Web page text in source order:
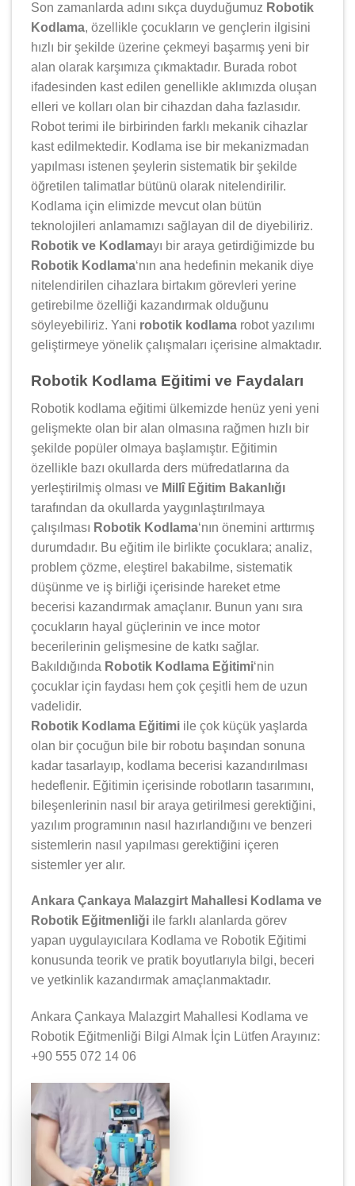
Son zamanlarda adını sıkça duyduğumuz Robotik
Kodlama, özellikle çocukların ve gençlerin ilgisini
hızlı bir şekilde üzerine çekmeyi başarmış yeni bir
alan olarak karşımıza çıkmaktadır. Burada robot
ifadesinden kast edilen genellikle aklımızda oluşan
elleri ve kolları olan bir cihazdan daha fazlasıdır.
Robot terimi ile birbirinden farklı mekanik cihazlar
kast edilmektedir. Kodlama ise bir mekanizmadan
yapılması istenen şeylerin sistematik bir şekilde
öğretilen talimatlar bütünü olarak nitelendirilir.
Kodlama için elimizde mevcut olan bütün
teknolojileri anlamamızı sağlayan dil de diyebiliriz.
Robotik ve Kodlamayı bir araya getirdiğimizde bu
Robotik Kodlama‘nın ana hedefinin mekanik diye
nitelendirilen cihazlara birtakım görevleri yerine
getirebilme özelliği kazandırmak olduğunu
söyleyebiliriz. Yani robotik kodlama robot yazılımı
geliştirmeye yönelik çalışmaları içerisine almaktadır.
Robotik Kodlama Eğitimi ve Faydaları
Robotik kodlama eğitimi ülkemizde henüz yeni yeni
gelişmekte olan bir alan olmasına rağmen hızlı bir
şekilde popüler olmaya başlamıştır. Eğitimin
özellikle bazı okullarda ders müfredatlarına da
yerleştirilmiş olması ve Millî Eğitim Bakanlığı
tarafından da okullarda yaygınlaştırılmaya
çalışılması Robotik Kodlama‘nın önemini arttırmış
durumdadır. Bu eğitim ile birlikte çocuklara; analiz,
problem çözme, eleştirel bakabilme, sistematik
düşünme ve iş birliği içerisinde hareket etme
becerisi kazandırmak amaçlanır. Bunun yanı sıra
çocukların hayal güçlerinin ve ince motor
becerilerinin gelişmesine de katkı sağlar.
Bakıldığında Robotik Kodlama Eğitimi‘nin
çocuklar için faydası hem çok çeşitli hem de uzun
vadelidir.
Robotik Kodlama Eğitimi ile çok küçük yaşlarda
olan bir çocuğun bile bir robotu başından sonuna
kadar tasarlayıp, kodlama becerisi kazandırılması
hedeflenir. Eğitimin içerisinde robotların tasarımını,
bileşenlerinin nasıl bir araya getirilmesi gerektiğini,
yazılım programının nasıl hazırlandığını ve benzeri
sistemlerin nasıl yapılması gerektiğini içeren
sistemler yer alır.
Ankara Çankaya Malazgirt Mahallesi Kodlama ve
Robotik Eğitmenliği ile farklı alanlarda görev
yapan uygulayıcılara Kodlama ve Robotik Eğitimi
konusunda teorik ve pratik boyutlarıyla bilgi, beceri
ve yetkinlik kazandırmak amaçlanmaktadır.
Ankara Çankaya Malazgirt Mahallesi Kodlama ve
Robotik Eğitmenliği Bilgi Almak İçin Lütfen Arayınız:
+90 555 072 14 06